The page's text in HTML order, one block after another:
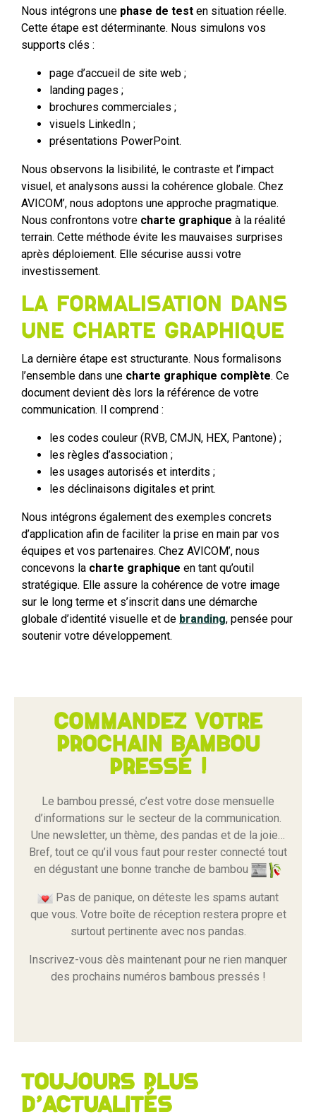
Nous intégrons une phase de test en situation réelle.
Cette étape est déterminante. Nous simulons vos
supports clés :
page d’accueil de site web ;
landing pages ;
brochures commerciales ;
visuels LinkedIn ;
présentations PowerPoint.
Nous observons la lisibilité, le contraste et l’impact
visuel, et analysons aussi la cohérence globale. Chez
AVICOM’, nous adoptons une approche pragmatique.
Nous confrontons votre charte graphique à la réalité
terrain. Cette méthode évite les mauvaises surprises
après déploiement. Elle sécurise aussi votre
investissement.
La formalisation dans
une charte graphique
La dernière étape est structurante. Nous formalisons
l’ensemble dans une charte graphique complète. Ce
document devient dès lors la référence de votre
communication. Il comprend :
les codes couleur (RVB, CMJN, HEX, Pantone) ;
les règles d’association ;
les usages autorisés et interdits ;
les déclinaisons digitales et print.
Nous intégrons également des exemples concrets
d’application afin de faciliter la prise en main par vos
équipes et vos partenaires. Chez AVICOM’, nous
concevons la charte graphique en tant qu’outil
stratégique. Elle assure la cohérence de votre image
sur le long terme et s’inscrit dans une démarche
globale d’identité visuelle et de branding, pensée pour
soutenir votre développement.
Commandez votre
prochain bambou
pressé !
Le bambou pressé, c’est votre dose mensuelle
d’informations sur le secteur de la communication.
Une newsletter, un thème, des pandas et de la joie…
Bref, tout ce qu’il vous faut pour rester connecté tout
en dégustant une bonne tranche de bambou
Pas de panique, on déteste les spams autant
que vous. Votre boîte de réception restera propre et
surtout pertinente avec nos pandas.
Inscrivez-vous dès maintenant pour ne rien manquer
des prochains numéros bambous pressés !
Toujours plus
d'actualités